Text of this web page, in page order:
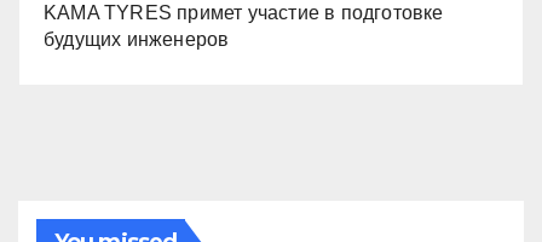
KAMA TYRES примет участие в подготовке
будущих инженеров